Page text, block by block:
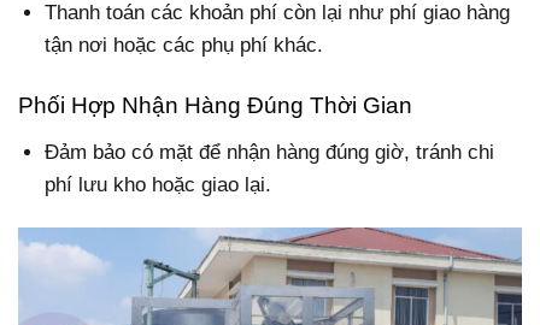
Thanh toán các khoản phí còn lại như phí giao hàng
tận nơi hoặc các phụ phí khác.
Phối Hợp Nhận Hàng Đúng Thời Gian
Đảm bảo có mặt để nhận hàng đúng giờ, tránh chi
phí lưu kho hoặc giao lại.